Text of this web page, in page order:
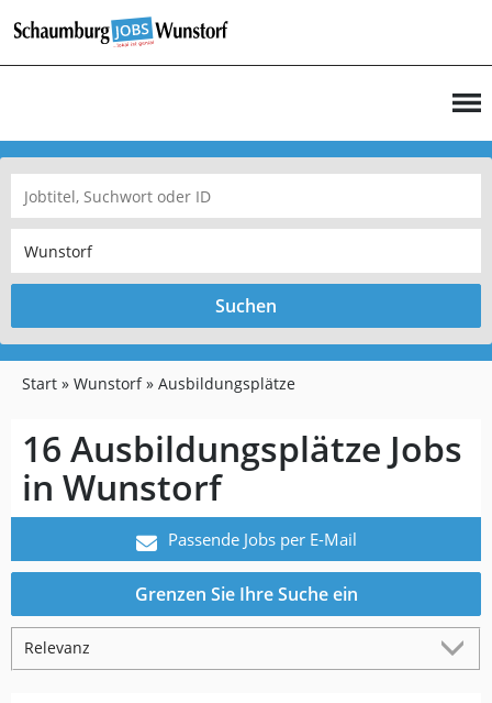
Suchen
Start Wunstorf Ausbildungsplätze
16 Ausbildungsplätze Jobs
in Wunstorf
Passende Jobs per E-Mail
Grenzen Sie Ihre Suche ein